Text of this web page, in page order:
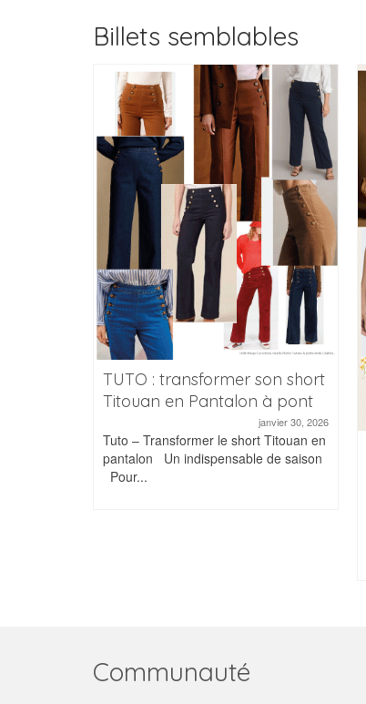
Billets semblables
TUTO : transformer son short
Titouan en Pantalon à pont
janvier 30, 2026
Tuto – Transformer le short Titouan en
pantalon Un indispensable de saison
Pour...
Communauté